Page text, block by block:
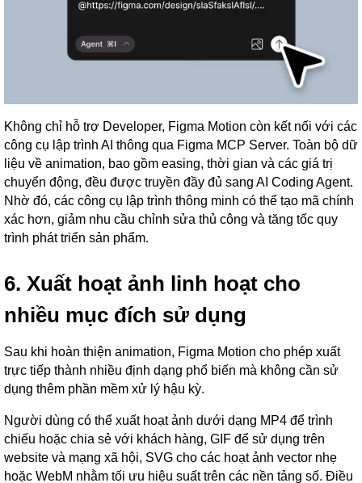
Không chỉ hỗ trợ Developer, Figma Motion còn kết nối với các
công cụ lập trình AI thông qua Figma MCP Server. Toàn bộ dữ
liệu về animation, bao gồm easing, thời gian và các giá trị
chuyển động, đều được truyền đầy đủ sang AI Coding Agent.
Nhờ đó, các công cụ lập trình thông minh có thể tạo mã chính
xác hơn, giảm nhu cầu chỉnh sửa thủ công và tăng tốc quy
trình phát triển sản phẩm.
6. Xuất hoạt ảnh linh hoạt cho
nhiều mục đích sử dụng
Sau khi hoàn thiện animation, Figma Motion cho phép xuất
trực tiếp thành nhiều định dạng phổ biến mà không cần sử
dụng thêm phần mềm xử lý hậu kỳ.
Người dùng có thể xuất hoạt ảnh dưới dạng MP4 để trình
chiếu hoặc chia sẻ với khách hàng, GIF để sử dụng trên
website và mạng xã hội, SVG cho các hoạt ảnh vector nhẹ
hoặc WebM nhằm tối ưu hiệu suất trên các nền tảng số. Điều